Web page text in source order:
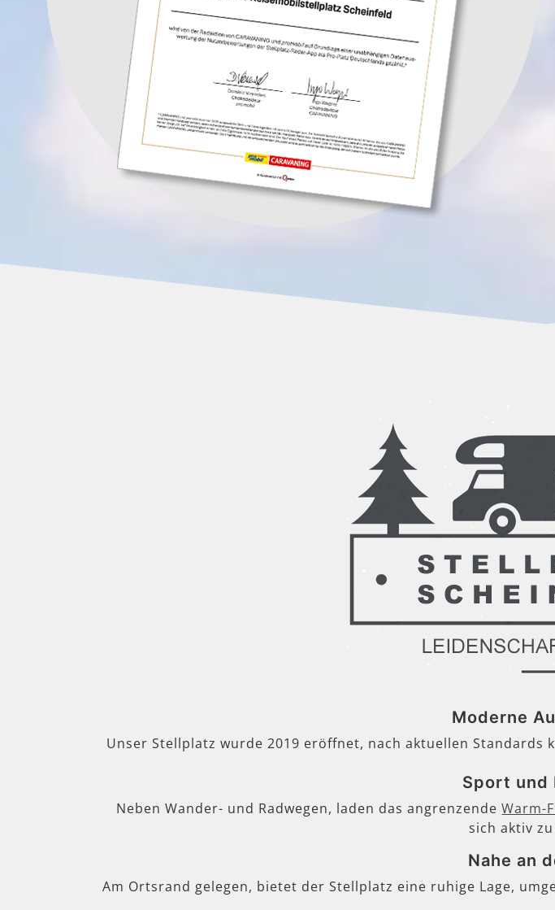
Moderne
Unser Stellplatz wurde 2019 eröffnet, nach aktuellen
Sport und
Neben Wander- und Radwegen, laden das angrenzendeWarm-
sich aktiv
Nahe an
Am Ortsrand gelegen, bietet der Stellplatz eine ruhige Lage,